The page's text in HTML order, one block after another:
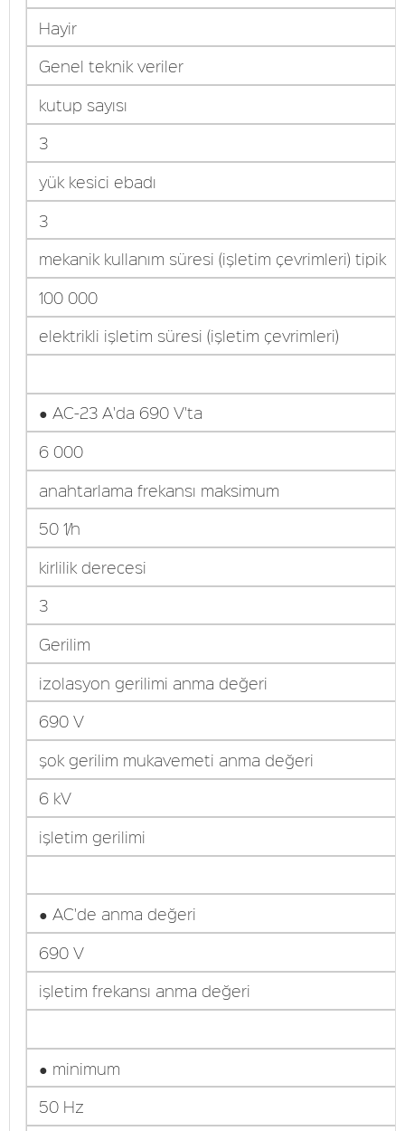
Hayir
Genel teknik veriler
kutup sayısı
3
yük kesici ebadı
3
mekanik kullanım süresi (işletim çevrimleri) tipik
100 000
elektrikli işletim süresi (işletim çevrimleri)
● AC-23 A'da 690 V'ta
6 000
anahtarlama frekansı maksimum
50 1/h
kirlilik derecesi
3
Gerilim
izolasyon gerilimi anma değeri
690 V
şok gerilim mukavemeti anma değeri
6 kV
işletim gerilimi
● AC'de anma değeri
690 V
işletim frekansı anma değeri
● minimum
50 Hz